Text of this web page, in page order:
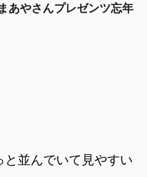
やさんプレゼンツ忘年
並んでいて見やすい